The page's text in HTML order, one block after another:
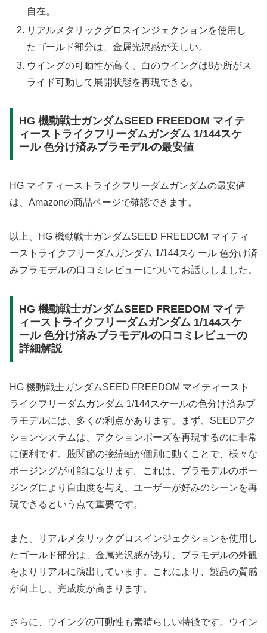
自在。
リアルメタリックグロスインジェクションを使用し
たゴールド部分は、金属光沢感が美しい。
ウイングの可動性が高く、白のウイングは8か所がス
ライド可動して展開状態を再現できる。
HG 機動戦士ガンダムSEED FREEDOM マイテ
ィーストライクフリーダムガンダム 1/144スケ
ール 色分け済みプラモデルの最安値
HG マイティーストライクフリーダムガンダムの最安値
は、Amazonの商品ページで確認できます。
以上、HG 機動戦士ガンダムSEED FREEDOM マイティ
ーストライクフリーダムガンダム 1/144スケール 色分け済
みプラモデルの口コミレビューについてお話ししました。
HG 機動戦士ガンダムSEED FREEDOM マイテ
ィーストライクフリーダムガンダム 1/144スケ
ール 色分け済みプラモデルの口コミレビューの
詳細解説
HG 機動戦士ガンダムSEED FREEDOM マイティースト
ライクフリーダムガンダム 1/144スケールの色分け済みプ
ラモデルには、多くの利点があります。まず、SEEDアク
ションシステムは、アクションポーズを再現するのに非常
に便利です。股関節の接続軸が個別に動くことで、様々な
ポージングが可能になります。これは、プラモデルのポー
ジングにより自由度を与え、ユーザーが好みのシーンを再
現できるという点で重要です。
また、リアルメタリックグロスインジェクションを使用し
たゴールド部分は、金属光沢感があり、プラモデルの外観
をよりリアルに演出しています。これにより、製品の質感
が向上し、完成度が高まります。
さらに、ウイングの可動性も素晴らしい特徴です。ウイン